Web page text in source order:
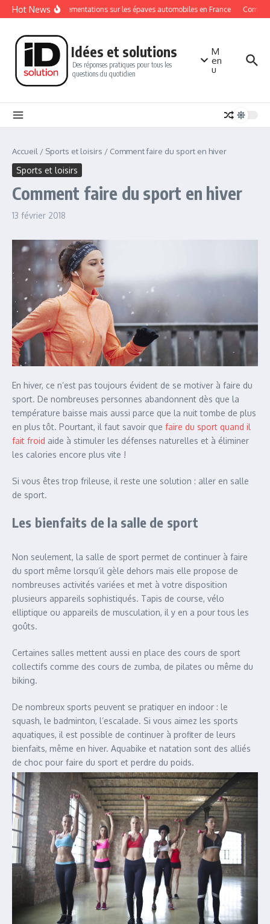
Aller au contenu
Hot NewsLes réglementations sur les épaves automobiles en France
Idées et solutions
Des réponses pratiques pour tous les
questions du quotidien
M
en
u
Accueil / Sports et loisirs / Comment faire du sport en hiver
Sports et loisirs
Comment faire du sport en hiver
13 février 2018
En hiver, ce n’est pas toujours évident de se motiver à faire du
sport. De nombreuses personnes abandonnent dès que la
température baisse mais aussi parce que la nuit tombe de plus
en plus tôt. Pourtant, il faut savoir que faire du sport quand il
fait froid aide à stimuler les défenses naturelles et à éliminer
les calories encore plus vite !
Si vous êtes trop frileuse, il reste une solution : aller en salle
de sport.
Les bienfaits de la salle de sport
Non seulement, la salle de sport permet de continuer à faire
du sport même lorsqu’il gèle dehors mais elle propose de
nombreuses activités variées et met à votre disposition
plusieurs appareils sophistiqués. Tapis de course, vélo
elliptique ou appareils de musculation, il y en a pour tous les
goûts.
Certaines salles mettent aussi en place des cours de sport
collectifs comme des cours de zumba, de pilates ou même du
biking.
De nombreux sports peuvent se pratiquer en indoor : le
squash, le badminton, l’escalade. Si vous aimez les sports
aquatiques, il est possible de continuer à profiter de leurs
bienfaits, même en hiver. Aquabike et natation sont des alliés
de choc pour faire du sport et perdre du poids.